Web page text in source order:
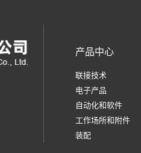
产品中心
联接技术
电子产品
自动化和软件
工作场所和附件
装配